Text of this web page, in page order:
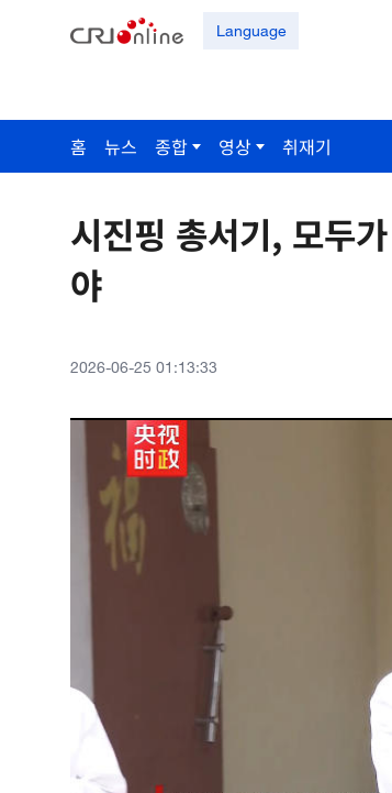
Language
홈 뉴스 종합 영상 취재기
시진핑 총서기, 모두
야
2026-06-25 01:13:33